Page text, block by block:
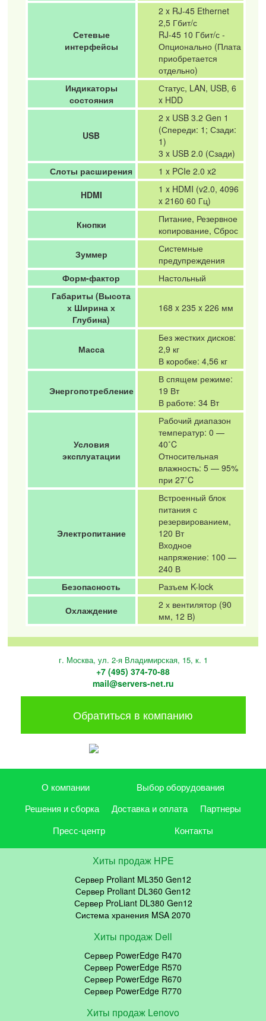
Сетевые
интерфейсы
2 x RJ-45 Ethernet
2,5 Гбит/с
RJ-45 10 Гбит/с -
Опционально (Плата
приобретается
отдельно)
Индикаторы
состояния
Статус, LAN, USB, 6
x HDD
USB
2 x USB 3.2 Gen 1
(Спереди: 1; Сзади:
1)
3 x USB 2.0 (Сзади)
Слоты расширения
1 x PCIe 2.0 x2
HDMI
1 x HDMI (v2.0, 4096
x 2160 60 Гц)
Кнопки
Питание, Резервное
копирование, Сброс
Зуммер
Системные
предупреждения
Форм-фактор
Настольный
Габариты (Высота
х Ширина х
Глубина)
168 x 235 x 226 мм
Масса
Без жестких дисков:
2,9 кг
В коробке: 4,56 кг
Энергопотребление
В спящем режиме:
19 Вт
В работе: 34 Вт
Условия
эксплуатации
Рабочий диапазон
температур: 0 —
40˚C
Относительная
влажность: 5 — 95%
при 27˚C
Электропитание
Встроенный блок
питания с
резервированием,
120 Вт
Входное
напряжение: 100 —
240 В
Безопасность
Разъем K-lock
Охлаждение
2 х вентилятор (90
мм, 12 В)
г. Москва, ул. 2-я Владимирская, 15, к. 1
+7 (495) 374-70-88
mail@servers-net.ru
Обратиться в компанию
О компании
Выбор оборудования
Решения и сборка
Доставка и оплата
Партнеры
Пресс-центр
Контакты
Хиты продаж HPE
Сервер Proliant ML350 Gen12
Сервер Proliant DL360 Gen12
Сервер ProLiant DL380 Gen12
Система хранения MSA 2070
Хиты продаж Dell
Сервер PowerEdge R470
Сервер PowerEdge R570
Сервер PowerEdge R670
Сервер PowerEdge R770
Хиты продаж Lenovo